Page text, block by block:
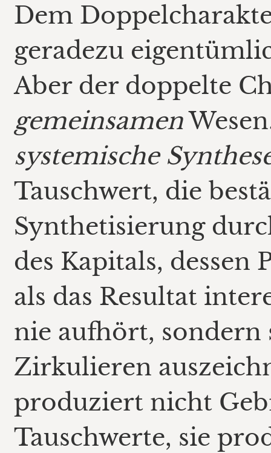
Dem
geradezu
Aber der doppelte
gemeinsamen
systemische
Tauschwert, die
Synthetisierung
des Kapitals, dessen
als das Resultat
nie aufhört, sondern
Zirkulieren
produziert nicht
Tauschwerte, sie